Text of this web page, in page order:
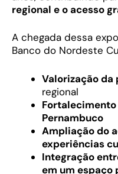
regional e o acesso
A chegada dessa
Banco do Nordeste
Valorização
regional
Pernambuco
Ampliação do
experiências
Integração
em um espaço